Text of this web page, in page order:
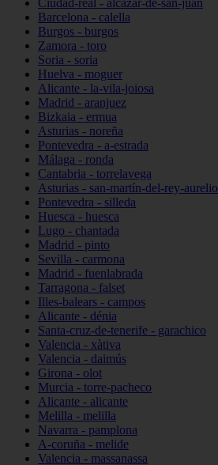
Ciudad-real - alcázar-de-san-juan
Barcelona - calella
Burgos - burgos
Zamora - toro
Soria - soria
Huelva - moguer
Alicante - la-vila-joiosa
Madrid - aranjuez
Bizkaia - ermua
Asturias - noreña
Pontevedra - a-estrada
Málaga - ronda
Cantabria - torrelavega
Asturias - san-martín-del-rey-aurelio
Pontevedra - silleda
Huesca - huesca
Lugo - chantada
Madrid - pinto
Sevilla - carmona
Madrid - fuenlabrada
Tarragona - falset
Illes-balears - campos
Alicante - dénia
Santa-cruz-de-tenerife - garachico
Valencia - xàtiva
Valencia - daimús
Girona - olot
Murcia - torre-pacheco
Alicante - alicante
Melilla - melilla
Navarra - pamplona
A-coruña - melide
Valencia - massanassa